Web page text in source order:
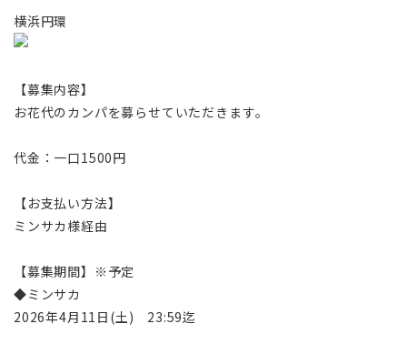
横浜円環
【募集内容】
お花代のカンパを募らせていただきます。
代金：一口1500円
【お支払い方法】
ミンサカ様経由
【募集期間】※予定
◆ミンサカ
2026年4月11日(土) 23:59迄